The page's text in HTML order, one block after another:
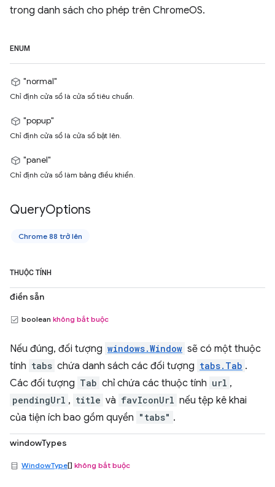
trong danh sách cho phép trên ChromeOS.
ENUM
"normal"
Chỉ định cửa sổ là cửa sổ tiêu chuẩn.
"popup"
Chỉ định cửa sổ là cửa sổ bật lên.
"panel"
Chỉ định cửa sổ làm bảng điều khiển.
QueryOptions
Chrome 88 trở lên
THUỘC TÍNH
điền sẵn
boolean không bắt buộc
Nếu đúng, đối tượng windows.Window sẽ có một thuộc
tính tabs chứa danh sách các đối tượng tabs.Tab .
Các đối tượng Tab chỉ chứa các thuộc tính url ,
pendingUrl , title và favIconUrl nếu tệp kê khai
của tiện ích bao gồm quyền "tabs" .
windowTypes
WindowType[] không bắt buộc